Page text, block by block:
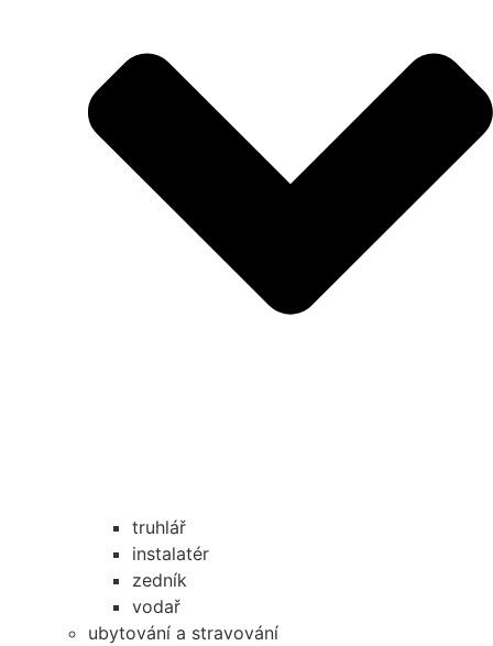
truhlář
instalatér
zedník
vodař
ubytování a stravování